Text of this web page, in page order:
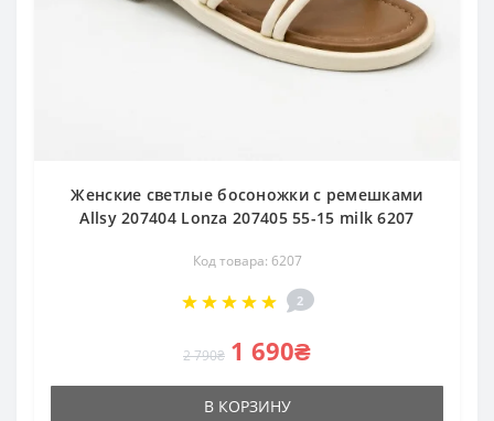
Женские светлые босоножки с ремешками
Allsy 207404 Lonza 207405 55-15 milk 6207
Код товара: 6207
2
2 790₴ 1 690₴
В КОРЗИНУ